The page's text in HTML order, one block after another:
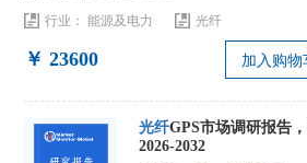
行业：能源及电力 光纤
￥ 23600 加入购物
光纤GPS市场调研报告
2026-2032